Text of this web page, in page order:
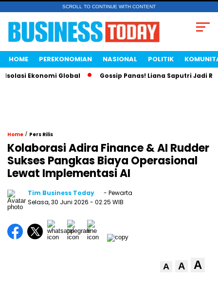
SCROLL TO CONTINUE WITH CONTENT
HOME PEREKONOMIAN NASIONAL POLITIK
Ekonomi Global Gossip Panas! Liana Saputri Jadi Ratu
Home / Pers Rilis
Kolaborasi Adira Finance & AI Rudder
Sukses Pangkas Biaya Operasional
Lewat Implementasi AI
Tim Business Today
- Pewarta
Selasa, 30 Juni 2026 - 02:25 WIB
A A A